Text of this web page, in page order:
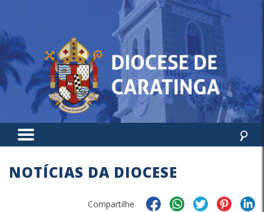
NOTÍCIAS DA DIOCESE
Compartilhe